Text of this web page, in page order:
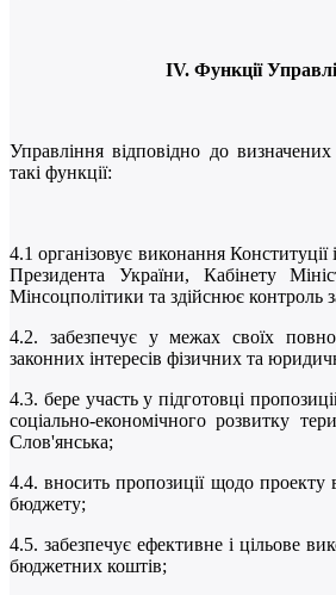
ІV. Функції
Управління відповідно до
такі функції:
4.1 організовує виконання Конституції
Президента України, Кабінету
Мінсоцполітики та здійснює контроль
4.2. забезпечує у межах своїх
законних інтересів фізичних та
4.3. бере участь у підготовці
соціально-економічного розвитку
Слов'янська;
4.4. вносить пропозиції щодо проекту
бюджету;
4.5. забезпечує ефективне і цільове
бюджетних коштів;